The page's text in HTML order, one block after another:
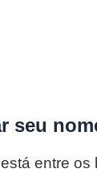
seu
entre